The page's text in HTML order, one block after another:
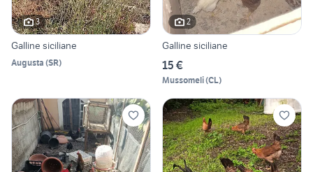
3
Galline siciliane
Augusta (SR)
2
Galline siciliane
15 €
Mussomeli(CL)